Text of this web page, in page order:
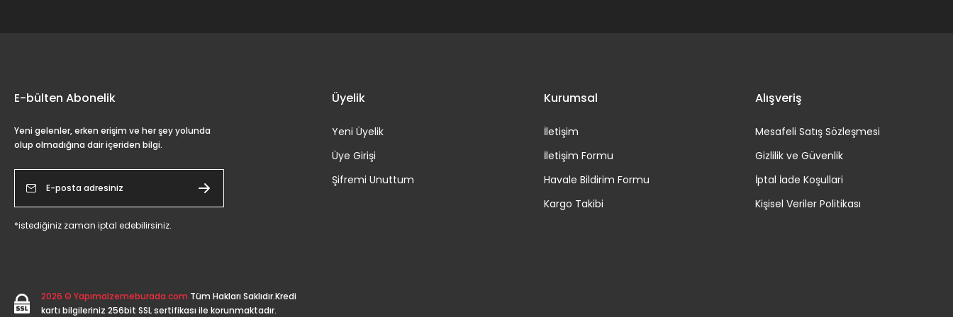
E-bülten Abonelik
Yeni gelenler, erken erişim ve her şey yolunda
olup olmadığına dair içeriden bilgi.
*istediğiniz zaman iptal edebilirsiniz.
Üyelik
Yeni Üyelik
Üye Girişi
Şifremi Unuttum
Kurumsal
İletişim
İletişim Formu
Havale Bildirim Formu
Kargo Takibi
Alışveriş
Mesafeli Satış Sözleşmesi
Gizlilik ve Güvenlik
İptal İade Koşullari
Kişisel Veriler Politikası
2026 © Yapımalzemeburada.com Tüm Hakları Saklıdır.Kredi
kartı bilgileriniz 256bit SSL sertifikası ile korunmaktadır.